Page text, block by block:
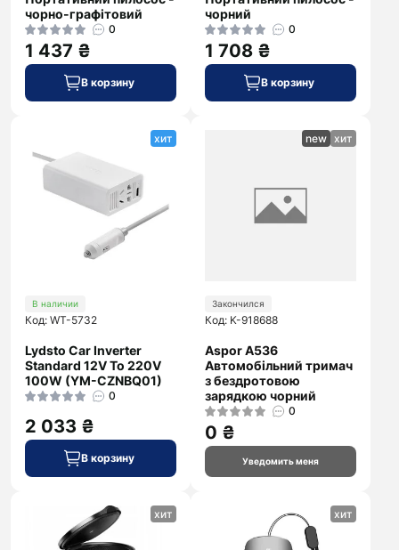
чорно-графітовий
0
1 437 ₴
В корзину
чорний
0
1 708 ₴
В корзину
хит
В наличии
Код: WT-5732
Lydsto Car Inverter
Standard 12V To 220V
100W (YM-CZNBQ01)
0
2 033 ₴
В корзину
new хит
Закончился
Код: K-918688
Aspor A536
Автомобільний тримач
з бездротовою
зарядкою чорний
0
0 ₴
Уведомить меня
хит хит